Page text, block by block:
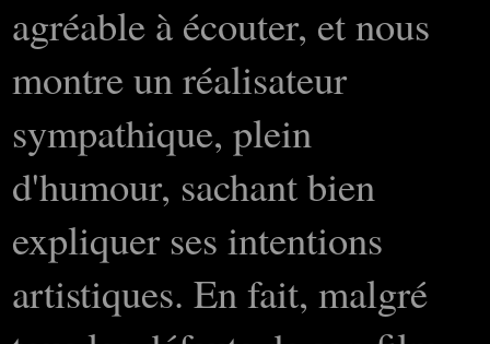
agréable à écouter, et nous
montre un réalisateur
sympathique, plein
d'humour, sachant bien
expliquer ses intentions
artistiques. En fait, malgré